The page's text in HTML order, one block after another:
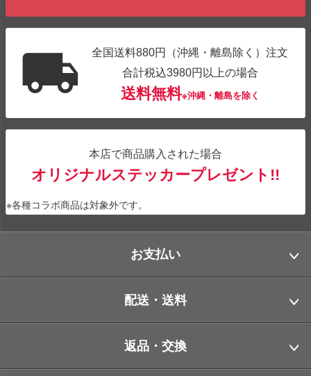
全国送料880円（沖縄・離島除く）注文
合計税込3980円以上の場合
送料無料※沖縄・離島を除く
本店で商品購入された場合
オリジナルステッカープレゼント!!
※各種コラボ商品は対象外です。
お支払い
配送・送料
返品・交換